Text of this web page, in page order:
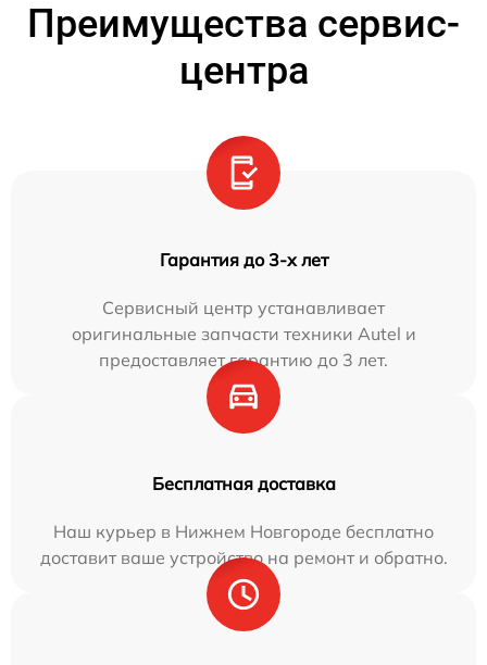
Преимущества сервис-
центра
Гарантия до 3-х лет
Сервисный центр устанавливает
оригинальные запчасти техники Autel и
предоставляет гарантию до 3 лет.
Бесплатная доставка
Наш курьер в Нижнем Новгороде бесплатно
доставит ваше устройство на ремонт и обратно.